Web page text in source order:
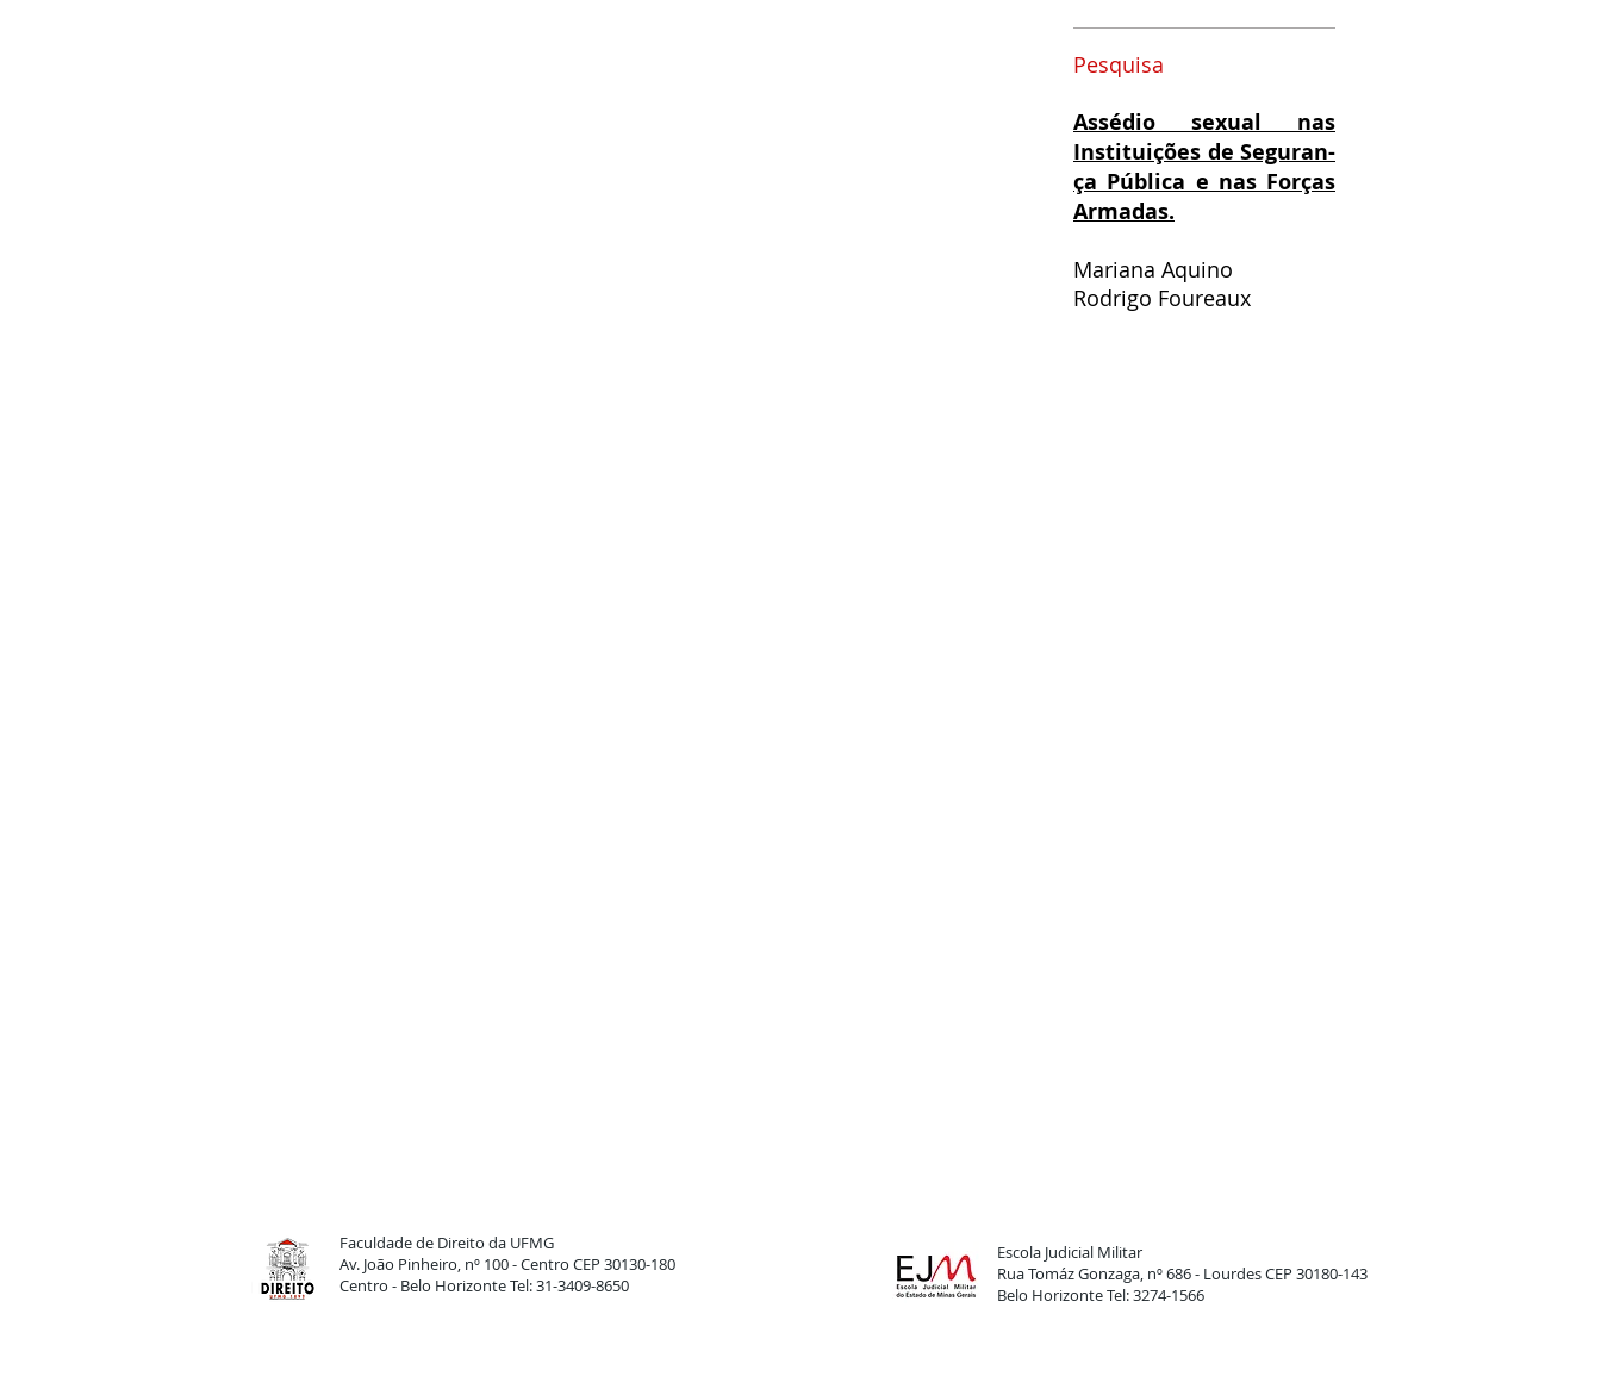
Pesquisa
Assédio sexual nas
Instituições de Seguran-
ça Pública e nas Forças
Armadas.
Mariana Aquino
Rodrigo Foureaux
Faculdade de Direito da UFMG
Av. João Pinheiro, nº 100 - Centro CEP 30130-180
Centro - Belo Horizonte Tel: 31-3409-8650
Escola Judicial Militar
Rua Tomáz Gonzaga, nº 686 - Lourdes CEP 30180-143
Belo Horizonte Tel: 3274-1566